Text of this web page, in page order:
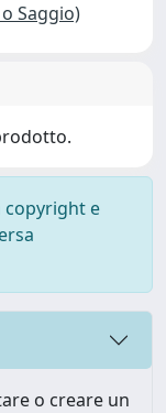
Saggio)
copyright e
o creare un